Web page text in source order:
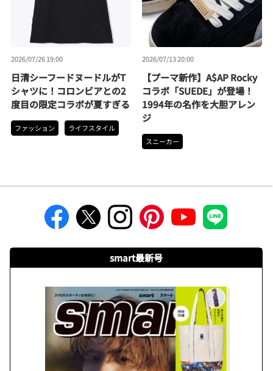
2026/07/26 19:00
日清シーフードヌードルがT
シャツに！コロンビアとの2
度目の限定コラボが夏すぎる
ファッション ライフスタイル
2026/07/13 20:00
【プーマ新作】A$AP Rocky
コラボ「SUEDE」が登場！
1994年の名作を大胆アレン
ジ
スニーカー
smart最新号